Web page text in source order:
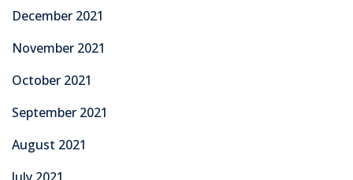
December 2021
November 2021
October 2021
September 2021
August 2021
July 2021